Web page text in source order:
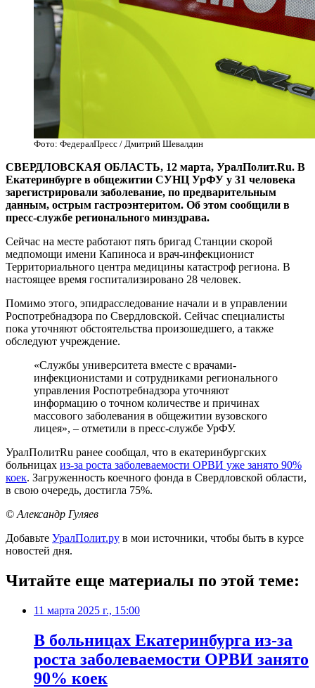
Фото: ФедералПресс / Дмитрий Шевалдин
СВЕРДЛОВСКАЯ ОБЛАСТЬ, 12 марта, УралПолит.Ru. В
Екатеринбурге в общежитии СУНЦ УрФУ у 31 человека
зарегистрировали заболевание, по предварительным
данным, острым гастроэнтеритом. Об этом сообщили в
пресс-службе регионального минздрава.
Сейчас на месте работают пять бригад Станции скорой
медпомощи имени Капиноса и врач-инфекционист
Территориального центра медицины катастроф региона. В
настоящее время госпитализировано 28 человек.
Помимо этого, эпидрасследование начали и в управлении
Роспотребнадзора по Свердловской. Сейчас специалисты
пока уточняют обстоятельства произошедшего, а также
обследуют учреждение.
«Службы университета вместе с врачами-
инфекционистами и сотрудниками регионального
управления Роспотребнадзора уточняют
информацию о точном количестве и причинах
массового заболевания в общежитии вузовского
лицея», – отметили в пресс-службе УрФУ.
УралПолитRu ранее сообщал, что в екатеринбургских
больницах из-за роста заболеваемости ОРВИ уже занято 90%
коек. Загруженность коечного фонда в Свердловской области,
в свою очередь, достигла 75%.
© Александр Гуляев
Добавьте УралПолит.ру в мои источники, чтобы быть в курсе
новостей дня.
Читайте еще материалы по этой теме:
11 марта 2025 г., 15:00
В больницах Екатеринбурга из-за
роста заболеваемости ОРВИ занято
90% коек